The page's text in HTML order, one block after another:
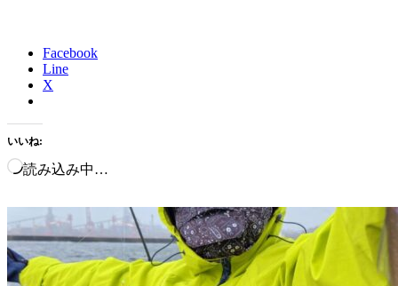
Facebook
Line
X
いいね:
読み込み中…